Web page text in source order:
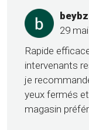
29
Rapide
intervenants
je
yeux fermés
magasin